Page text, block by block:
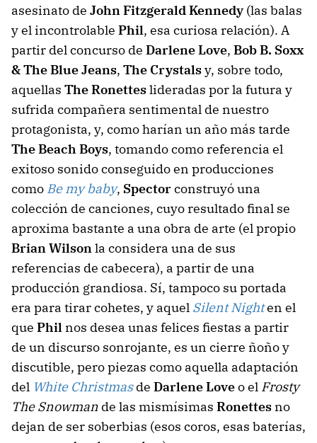
asesinato de John Fitzgerald Kennedy (las balas
y el incontrolable Phil, esa curiosa relación). A
partir del concurso de Darlene Love, Bob B. Soxx
& The Blue Jeans, The Crystalsy, sobre todo,
aquellas The Ronetteslideradas por la futura y
sufrida compañera sentimental de nuestro
protagonista, y, como harían un año más tarde
The Beach Boys, tomando como referencia el
exitoso sonido conseguido en producciones
como Be my baby, Spectorconstruyó una
colección de canciones, cuyo resultado final se
aproxima bastante a una obra de arte (el propio
Brian Wilsonla considera una de sus
referencias de cabecera), a partir de una
producción grandiosa. Sí, tampoco su portada
era para tirar cohetes, y aquel Silent Nighten el
que Philnos desea unas felices fiestas a partir
de un discurso sonrojante, es un cierre ñoño y
discutible, pero piezas como aquella adaptación
del White Christmas de Darlene Loveo el Frosty
The Snowman de las mismísimas Ronettesno
dejan de ser soberbias (esos coros, esas baterías,